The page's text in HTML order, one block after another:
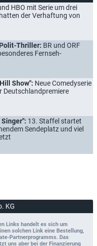
HBO mit Serie um drei
der Verhaftung von
Thriller: BR und ORF
Fernseh-
Show": Neue Comedyserie
Deutschlandpremiere
13. Staffel startet
Sendeplatz und viel
KG
Links handelt es sich um
solchen Link eine Bestellung,
Partnerprogramms. Das
uns aber bei der Finanzierung